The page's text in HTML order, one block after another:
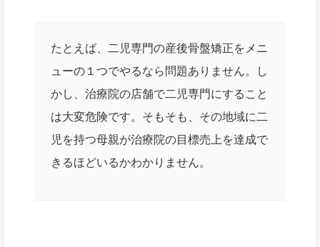
たとえば、二児専門の産後骨盤矯正をメニ
ューの１つでやるなら問題ありません。し
かし、治療院の店舗で二児専門にすること
は大変危険です。そもそも、その地域に二
児を持つ母親が治療院の目標売上を達成で
きるほどいるかわかりません。